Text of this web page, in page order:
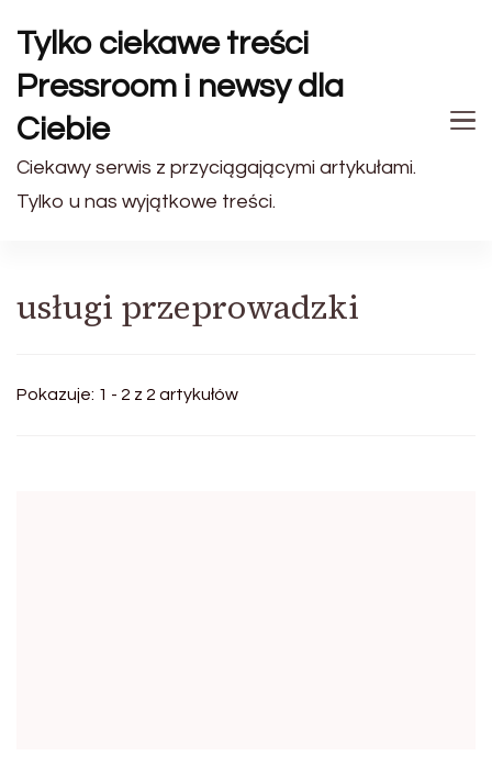
Tylko ciekawe treści
Pressroom i newsy dla
Ciebie
Ciekawy serwis z przyciągającymi artykułami.
Tylko u nas wyjątkowe treści.
usługi przeprowadzki
Pokazuje: 1 - 2 z 2 artykułów